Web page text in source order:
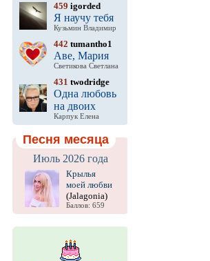
459 igorded
Я научу тебя
Кузьмин Владимир
442 tumantho1
Аве, Мария
Светикова Светлана
431 twodridge
Одна любовь
на двоих
Карпук Елена
Песня месяца
Июль 2026 года
Крылья
моей любви
(Jalagonia)
Баллов: 659